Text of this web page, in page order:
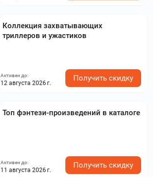
Коллекция захватывающих
триллеров и ужастиков
Активен до:
12 августа 2026 г.
Получить скидку
Топ фэнтези-произведений в каталоге
Активен до:
11 августа 2026 г.
Получить скидку